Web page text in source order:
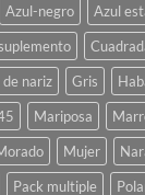
Azul-negro Azul
de nariz Gris
Mariposa
Mujer
Pack multiple